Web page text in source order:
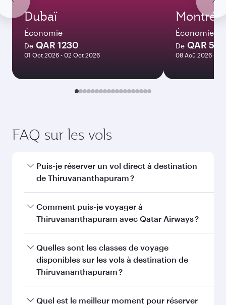
Dubaï
Économie
De QAR 1230
01 Oct 2026 - 02 Oct 2026
Montréal
Économie
De QAR
08 Aoû 2026 - 12
FAQ sur les vols
Puis-je réserver un vol direct à destination
de Thiruvananthapuram ?
Oui, Qatar Airways opère des vols directs vers
Thiruvananthapuram. Recherchez les vols
Comment puis-je voyager à
Thiruvananthapuram avec Qatar Airways ?
Vous pouvez voyager directement à
Thiruvananthapuram avec Qatar Airways. Nous
desservons plus de 150 destinations via Doha,
Quelles sont les classes de voyage
disponibles sur les vols à destination de
Thiruvananthapuram ?
La disponibilité des classes de voyage dépend
Quel est le meilleur moment pour réserver